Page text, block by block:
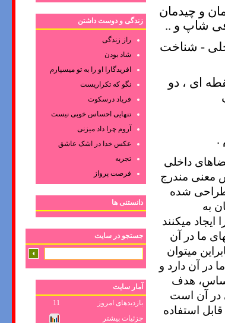
و چیدمان
شاپ و ..
- شناخت
ای ، دو
.
داخلی
معنی مندرج
طراحی شده
به
میکنند
ما در آن
میتوان
در آن دارد و
هدف
در آن است
استفاده
زندگی و دوست داشتن
راز زندگی
شاد بودن
افریدگارا او را به تو میسپارم
نگو که تکراریست
فریاد درسکوت
تنهایی احساس خوبی نیست
آروم چرا داد میزنی
عکس‌ خدا در اشک‌ عاشق‌
تجربه
فرصت پرواز
دانستنی ها
جستجو در سایت
آمار سایت
بازدیدهای امروز
11
جزئیات بیشتر